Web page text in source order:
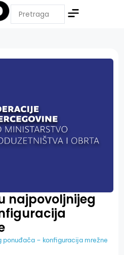
najpovoljnijeg
ponuđača – konfiguracija mrežne